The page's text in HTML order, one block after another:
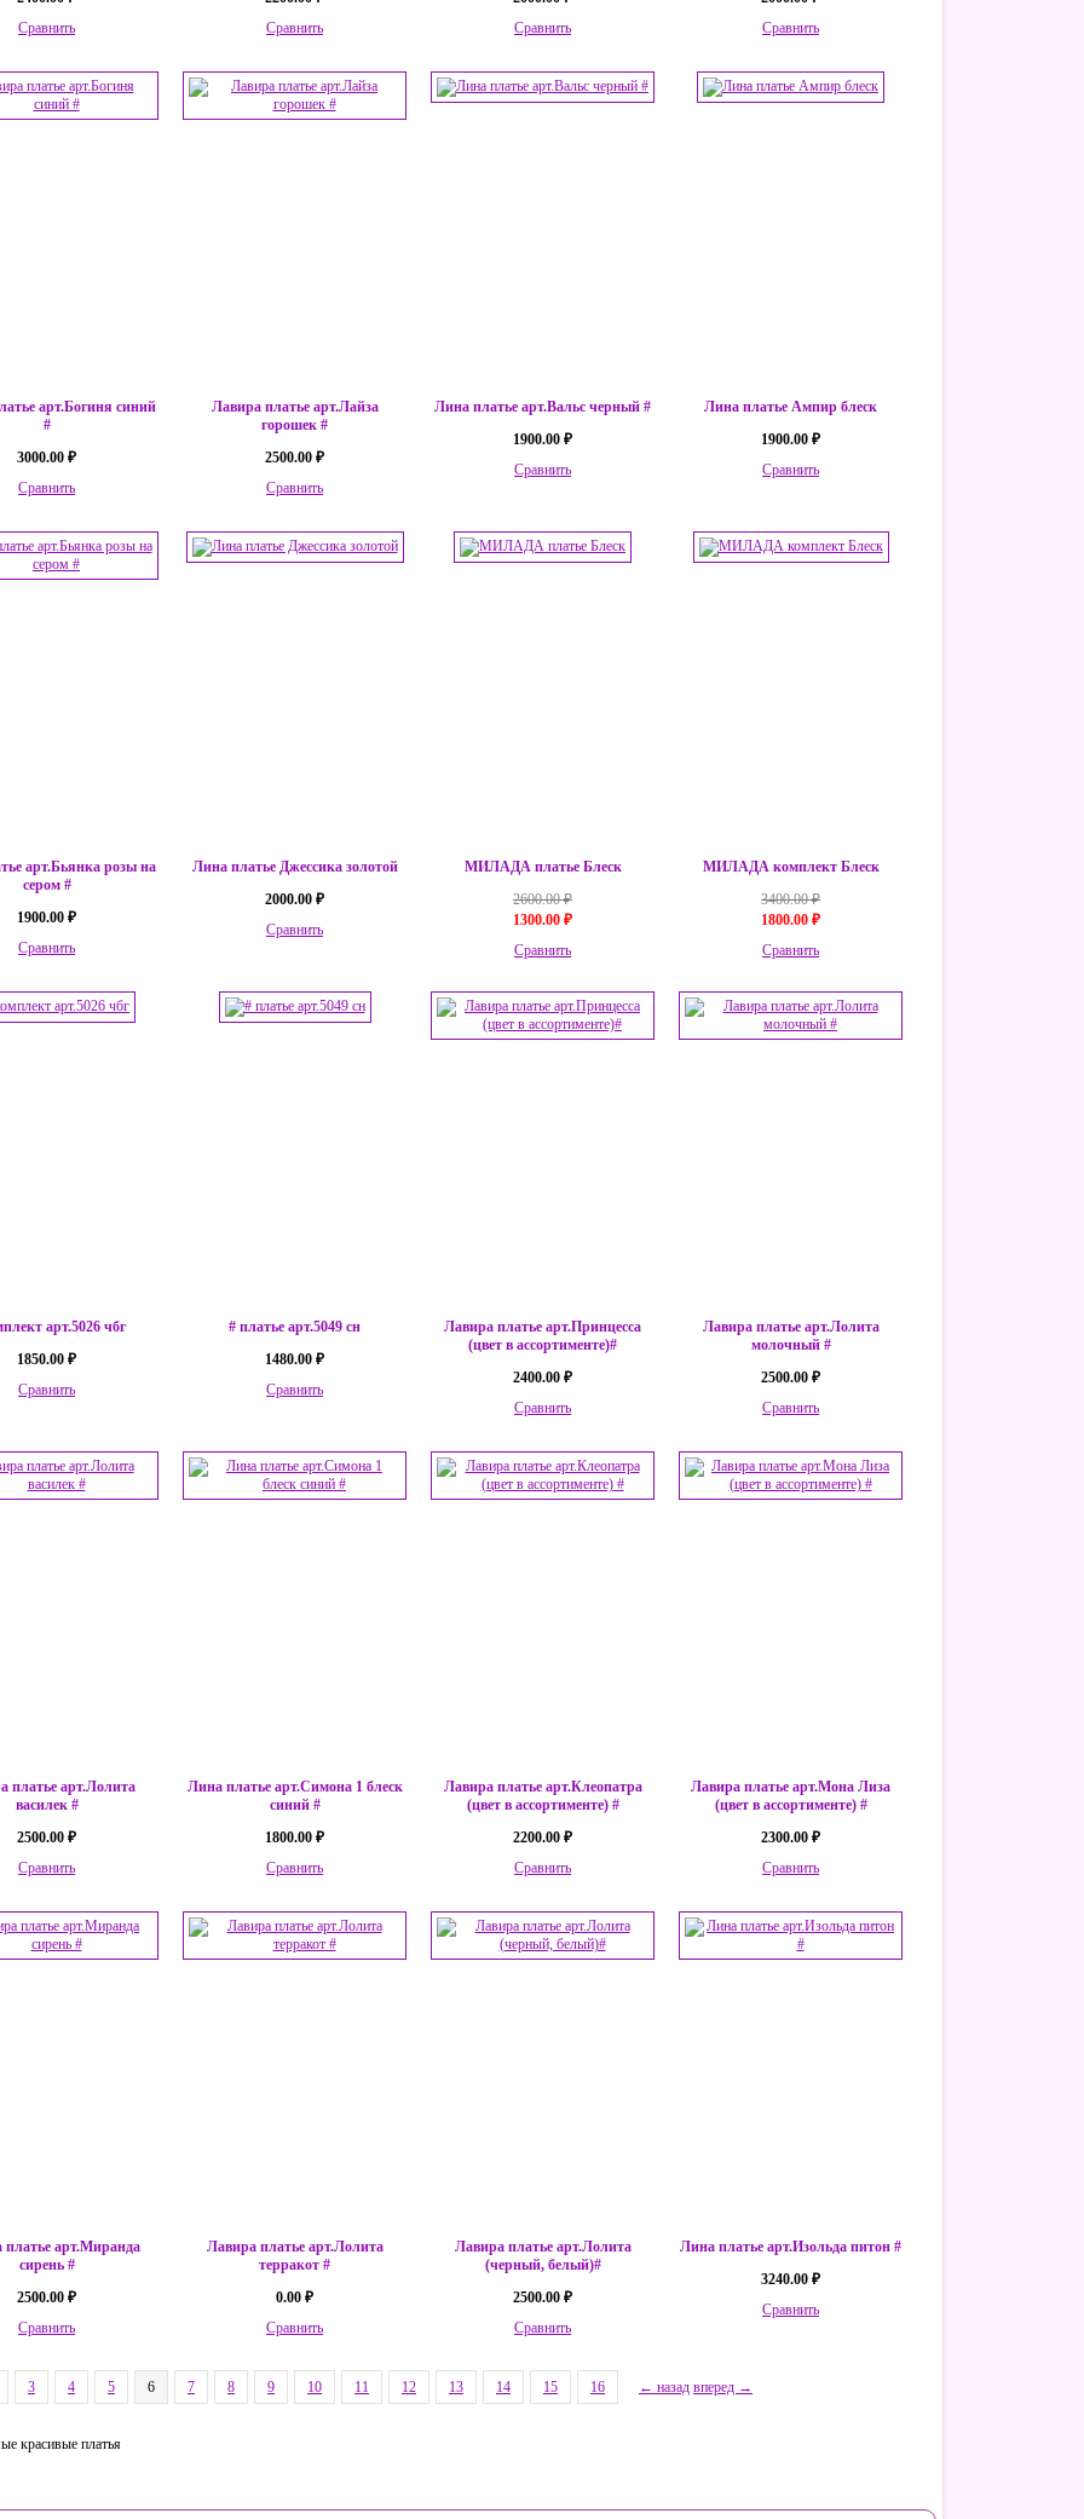
Сравнить
Сравнить
Сравнить
Сравнить
арт.Богиня синий
#
3000.00 ₽
Сравнить
Лавира платье арт.Лайза
горошек #
2500.00 ₽
Сравнить
Лина платье арт.Вальс черный #
1900.00 ₽
Сравнить
Лина платье Ампир блеск
1900.00 ₽
Сравнить
арт.Бьянка розы на
сером #
1900.00 ₽
Сравнить
Лина платье Джессика золотой
2000.00 ₽
Сравнить
МИЛАДА платье Блеск
2600.00 ₽
1300.00 ₽
Сравнить
МИЛАДА комплект Блеск
3400.00 ₽
1800.00 ₽
Сравнить
арт.5026 чбг
1850.00 ₽
Сравнить
# платье арт.5049 сн
1480.00 ₽
Сравнить
Лавира платье арт.Принцесса
(цвет в ассортименте)#
2400.00 ₽
Сравнить
Лавира платье арт.Лолита
молочный #
2500.00 ₽
Сравнить
платье арт.Лолита
василек #
2500.00 ₽
Сравнить
Лина платье арт.Симона 1 блеск
синий #
1800.00 ₽
Сравнить
Лавира платье арт.Клеопатра
(цвет в ассортименте) #
2200.00 ₽
Сравнить
Лавира платье арт.Мона Лиза
(цвет в ассортименте) #
2300.00 ₽
Сравнить
платье арт.Миранда
сирень #
2500.00 ₽
Сравнить
Лавира платье арт.Лолита
терракот #
0.00 ₽
Сравнить
Лавира платье арт.Лолита
(черный, белый)#
2500.00 ₽
Сравнить
Лина платье арт.Изольда питон #
3240.00 ₽
Сравнить
3 4 5 6 7 8 9 10 11 12 13 14 15 16 ← назад вперед →
красивые платья